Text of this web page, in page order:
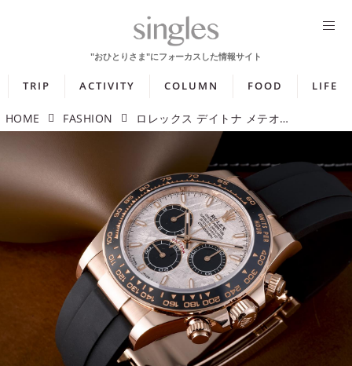
TRIP ACTIVITY COLUMN FOOD LIFE
HOME FASHION ロレックス デイトナ メテオライト「唯一無二の表情を生む隕石文字盤」【今週の逸本 Vol.359】